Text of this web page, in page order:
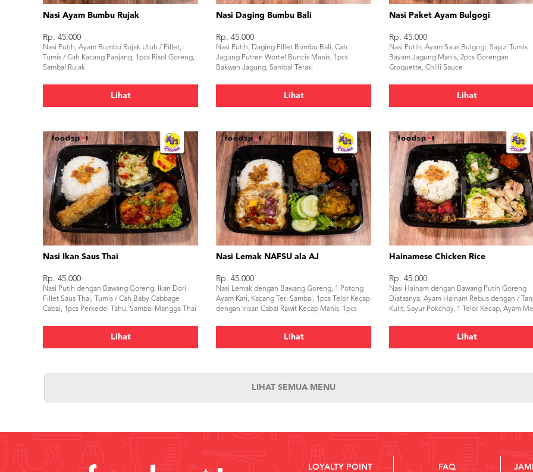
Nasi Ayam Bumbu Rujak
Rp. 45.000
Nasi Putih, Ayam Bumbu Rujak Utuh / Fillet,
Tumis / Cah Kacang Panjang, 1pcs Risol Goreng,
Sambal Rujak
Lihat
Nasi Daging Bumbu Bali
Rp. 45.000
Nasi Putih, Daging Fillet Bumbu Bali, Cah
Jagung Putren Wortel Buncis Manis, 1pcs
Bakwan Jagung, Sambal Terasi
Lihat
Nasi Paket Ayam Bulgogi
Rp. 45.000
Nasi Putih, Ayam Saus Bulgogi, Sayur Tumis
Bayam Jagung Manis, 2pcs Gorengan
Croquette, Chilli Sauce
Lihat
Nasi Ikan Saus Thai
Rp. 45.000
Nasi Putih dengan Bawang Goreng, Ikan Dori
Fillet Saus Thai, Tumis / Cah Baby Cabbage
Cabai, 1pcs Perkedel Tahu, Sambal Mangga Thai
Lihat
Nasi Lemak NAFSU ala AJ
Rp. 45.000
Nasi Lemak dengan Bawang Goreng, 1 Potong
Ayam Kari, Kacang Teri Sambal, 1pcs Telor Kecap
dengan Irisan Cabai Rawit Kecap Manis, 1pcs
Lihat
Hainamese Chicken Rice
Rp. 45.000
Nasi Hainam dengan Bawang Putih Goreng
Diatasnya, Ayam Hainam Rebus dengan /
Kulit, Sayur Pokchoy, 1 Telor Kecap, Ayam
Lihat
LIHAT SEMUA MENU
LOYALTY POINT FAQ